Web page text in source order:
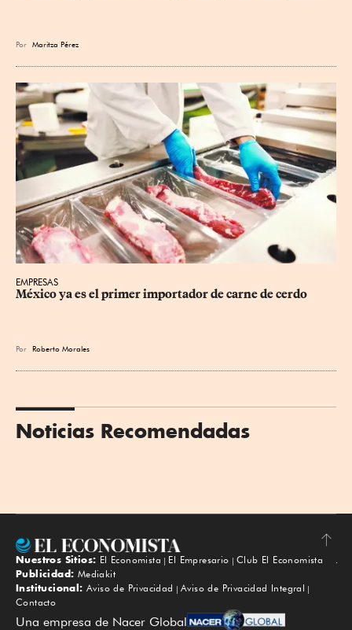
Por Maritza Pérez
EMPRESAS
México ya es el primer importador de carne de cerdo
Por Roberto Morales
Noticias Recomendadas
Subir
Nuestros Sitios: El Economista El Empresario
Club El Economista
Publicidad: Mediakit
Institucional: Aviso de Privacidad
Aviso de Privacidad Integral
Contacto
Una empresa de Nacer Global